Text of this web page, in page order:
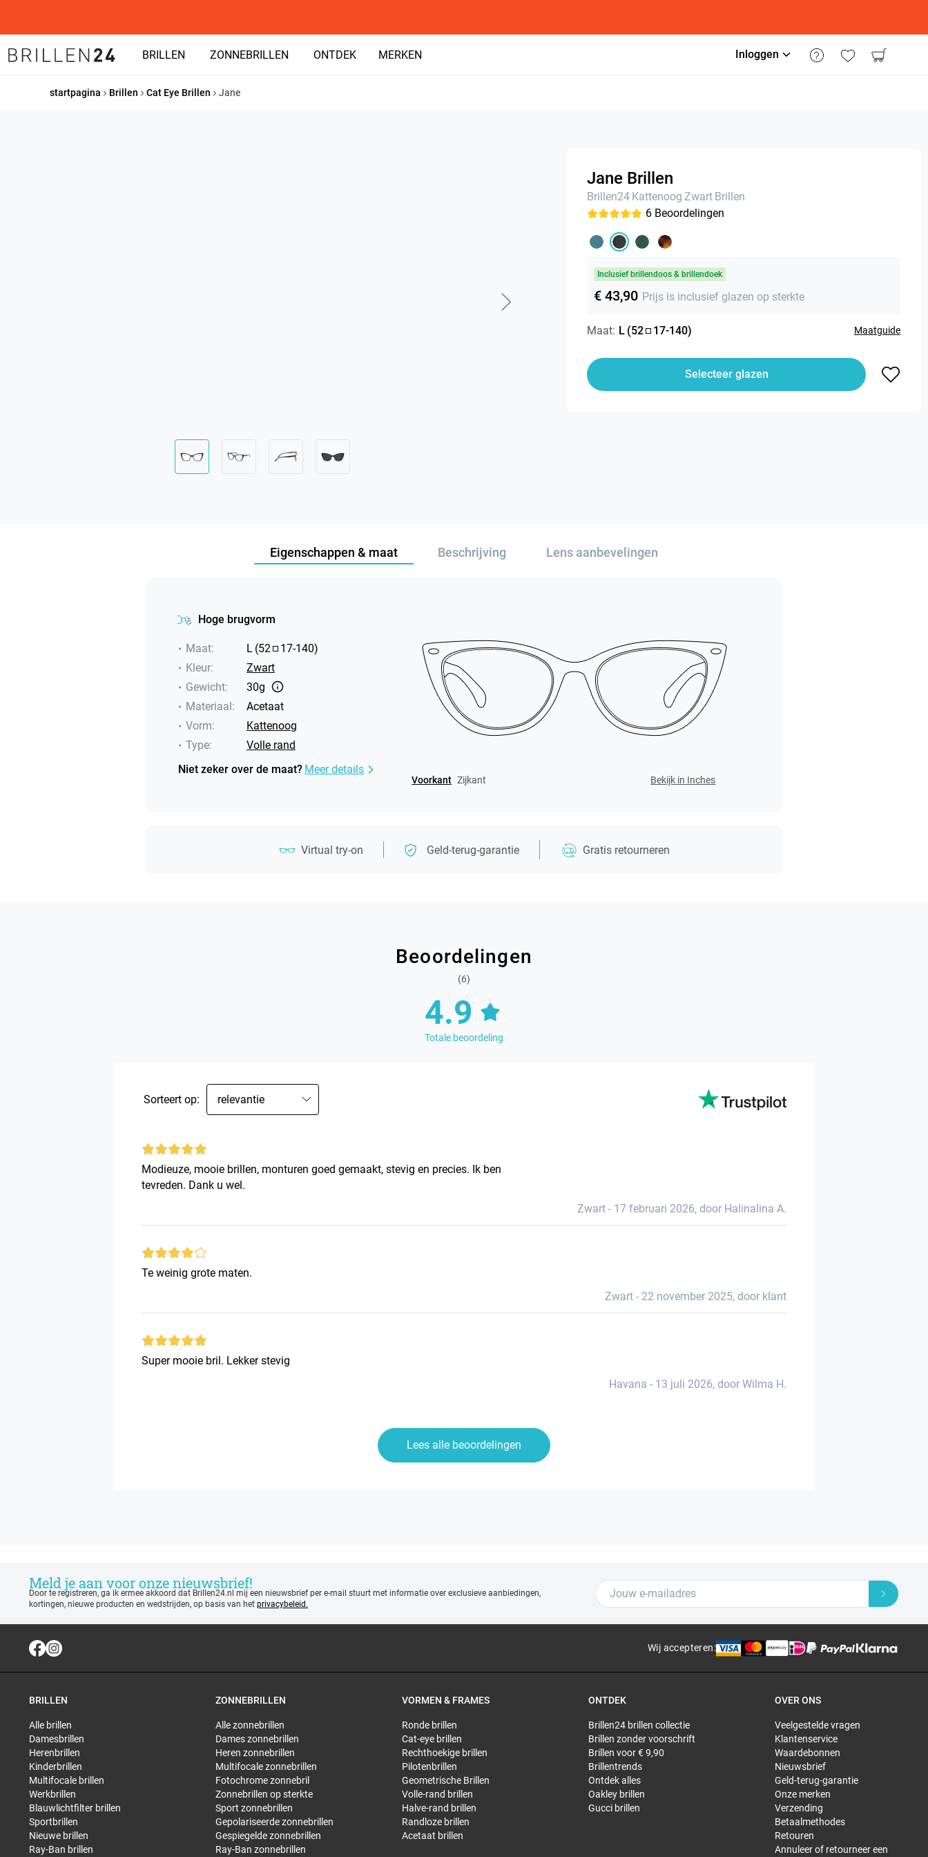
BRILLEN ZONNEBRILLEN ONTDEK MERKEN Inloggen
startpagina Brillen Cat Eye Brillen Jane
Jane Brillen
Brillen24 Kattenoog Zwart Brillen
6 Beoordelingen
Inclusief brillendoos & brillendoek
€ 43,90 Prijs is inclusief glazen op sterkte
Maat: L (52 17-140) Maatguide
Selecteer glazen
Eigenschappen & maat Beschrijving Lens aanbevelingen
Hoge brugvorm
Maat: L (52 17-140)
Kleur:
Zwart
Gewicht:
30g
Materiaal:
Acetaat
Vorm:
Kattenoog
Type:
Volle rand
Niet zeker over de maat? Meer details
Voorkant Zijkant Bekijk in Inches
Virtual try-on Geld-terug-garantie Gratis retourneren
Beoordelingen
(6)
4.9
Totale beoordeling
Sorteert op: relevantie
Modieuze, mooie brillen, monturen goed gemaakt, stevig en precies. Ik ben
tevreden. Dank u wel.
Zwart - 17 februari 2026, door Halinalina A.
Te weinig grote maten.
Zwart - 22 november 2025, door klant
Super mooie bril. Lekker stevig
Havana - 13 juli 2026, door Wilma H.
Lees alle beoordelingen
Meld je aan voor onze nieuwsbrief!
Door te registreren, ga ik ermee akkoord dat Brillen24.nl mij een nieuwsbrief per e-mail stuurt met informatie over exclusieve aanbiedingen,
kortingen, nieuwe producten en wedstrijden, op basis van het privacybeleid.
Wij accepteren:
BRILLEN
Alle brillen
Damesbrillen
Herenbrillen
Kinderbrillen
Multifocale brillen
Werkbrillen
Blauwlichtfilter brillen
Sportbrillen
Nieuwe brillen
Ray-Ban brillen
ZONNEBRILLEN
Alle zonnebrillen
Dames zonnebrillen
Heren zonnebrillen
Multifocale zonnebrillen
Fotochrome zonnebril
Zonnebrillen op sterkte
Sport zonnebrillen
Gepolariseerde zonnebrillen
Gespiegelde zonnebrillen
Ray-Ban zonnebrillen
VORMEN & FRAMES
Ronde brillen
Cat-eye brillen
Rechthoekige brillen
Pilotenbrillen
Geometrische Brillen
Volle-rand brillen
Halve-rand brillen
Randloze brillen
Acetaat brillen
ONTDEK
Brillen24 brillen collectie
Brillen zonder voorschrift
Brillen voor € 9,90
Brillentrends
Ontdek alles
Oakley brillen
Gucci brillen
OVER ONS
Veelgestelde vragen
Klantenservice
Waardebonnen
Nieuwsbrief
Geld-terug-garantie
Onze merken
Verzending
Betaalmethodes
Retouren
Annuleer of retourneer een